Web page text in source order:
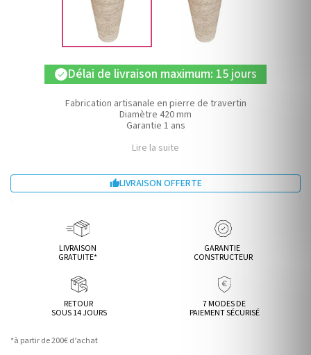
check Délai de livraison maximum: 15 jours
Fabrication artisanale en pierre de travertin
Diamètre 420 mm
Garantie 1 ans
Lire la suite
LIVRAISON OFFERTE
LIVRAISON
GRATUITE*
GARANTIE
CONSTRUCTEUR
RETOUR
SOUS 14 JOURS
7 MODES DE
PAIEMENT SÉCURISÉ
*à partir de 200€ d’achat